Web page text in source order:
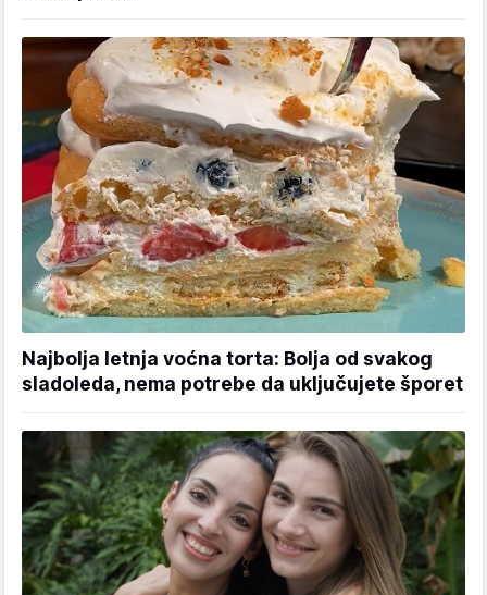
Najbolja letnja voćna torta: Bolja od svakog
sladoleda, nema potrebe da uključujete šporet